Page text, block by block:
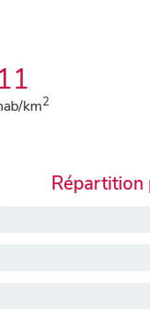
11
km2
Répartition